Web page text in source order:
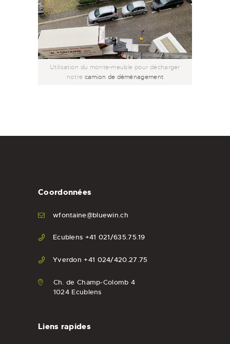
Utilisation du monte-meuble pour décharger
notre camion de déménagement
Coordonnées
wfontaine@bluewin.ch
Ecublens +41 021/635.75.19
Yverdon +41 024/420.27.75
Ch. de Champ-Colomb 4
1024 Ecublens
Liens rapides